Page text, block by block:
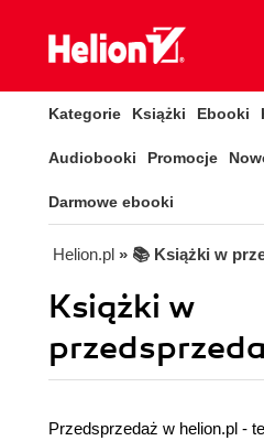
Kategorie Książki Ebooki
Audiobooki Promocje
Darmowe ebooki
Helion.pl » 📚 Książki w
Książki w
Przedsprzedaż w helion.pl -